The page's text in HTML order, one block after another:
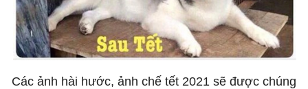
Các ảnh hài hước, ảnh chế tết 2021 sẽ được chúng